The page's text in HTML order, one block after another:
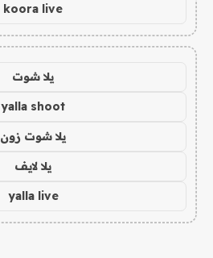
koora live
يلا شوت
yalla shoot
يلا شوت زون
يلا لايف
yalla live